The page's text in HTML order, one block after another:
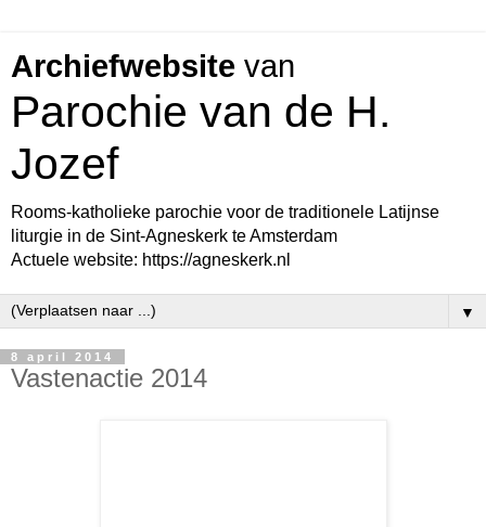
Archiefwebsite van
Parochie van de H.
Jozef
Rooms-katholieke parochie voor de traditionele Latijnse
liturgie in de Sint-Agneskerk te Amsterdam
Actuele website: https://agneskerk.nl
▼
8 april 2014
Vastenactie 2014